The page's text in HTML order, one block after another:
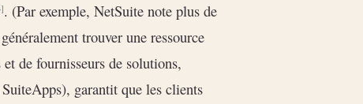
. (Par exemple, NetSuite note plus de
trouver une ressource
de fournisseurs de solutions,
garantit que les clients